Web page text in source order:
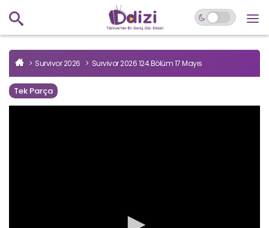
Survivor 2026 Survivor 2026 124.Bölüm 17 Mayıs
Tek Parça